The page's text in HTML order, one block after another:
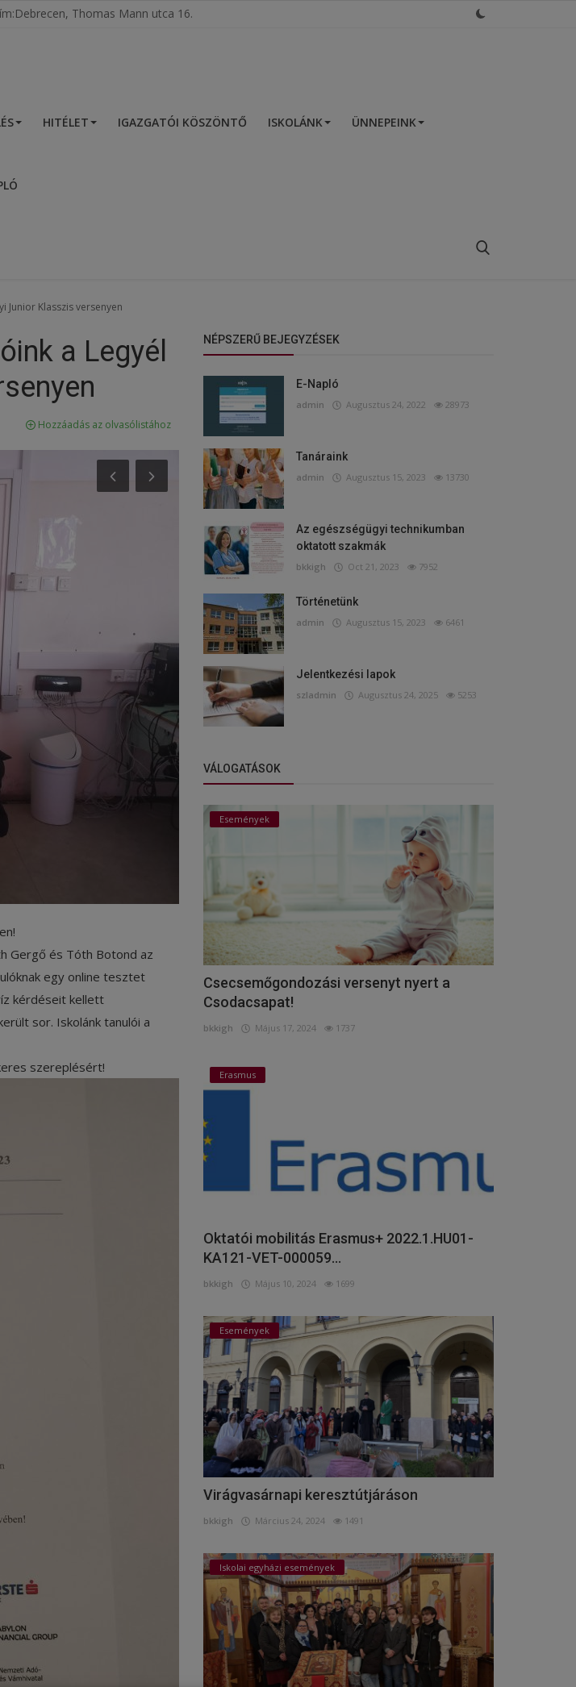
Thomas Mann utca 16.
HITÉLET IGAZGATÓI KÖSZÖNTŐ ISKOLÁNK ÜNNEPEINK
Junior Klasszis versenyen
a Legyél
Hozzáadás az olvasólistához
Gergő és Tóth Botond az
egy online tesztet
kérdéseit kellett
sor. Iskolánk tanulói a
szereplésért!
NÉPSZERŰ BEJEGYZÉSEK
E-Napló
admin Augusztus 24, 2022 28973
Tanáraink
admin Augusztus 15, 2023 13730
Az egészségügyi technikumban
oktatott szakmák
bkkigh Oct 21, 2023 7952
Történetünk
admin Augusztus 15, 2023 6461
Jelentkezési lapok
szladmin Augusztus 24, 2025 5253
VÁLOGATÁSOK
Események
Csecsemőgondozási versenyt nyert a
Csodacsapat!
bkkigh Május 17, 2024 1737
Erasmus
Oktatói mobilitás Erasmus+ 2022.1.HU01-
KA121-VET-000059...
bkkigh Május 10, 2024 1699
Események
Virágvasárnapi keresztútjáráson
bkkigh Március 24, 2024 1491
Iskolai egyházi események